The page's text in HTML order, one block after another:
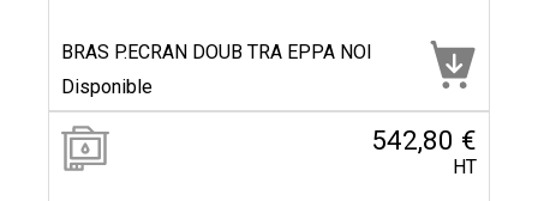
BRAS P.ECRAN DOUB TRA EPPA NOI
Disponible
542,80 €
HT